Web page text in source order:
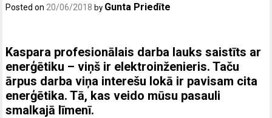
Posted on 20/06/2018 by Gunta Priedīte
Kaspara profesionālais darba lauks saistīts ar
enerģētiku – viņš ir elektroinženieris. Taču
ārpus darba viņa interešu lokā ir pavisam cita
enerģētika. Tā, kas veido mūsu pasauli
smalkajā līmenī.